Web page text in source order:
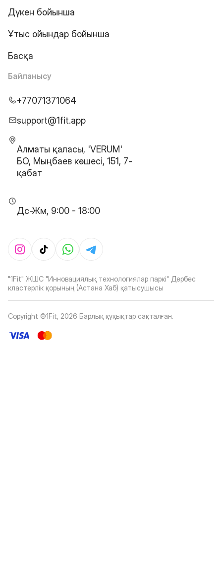
Дүкен бойынша
Ұтыс ойындар бойынша
Басқа
Байланысу
+77071371064
support@1fit.app
Алматы қаласы, 'VERUM'
БО, Мыңбаев көшесі, 151, 7-
қабат
Дс-Жм, 9:00 - 18:00
"1Fit" ЖШС "Инновациялық технологиялар паркі" Дербес
кластерлік қорының (Астана Хаб) қатысушысы
Copyright ©1Fit, 2026 Барлық құқықтар сақталған.